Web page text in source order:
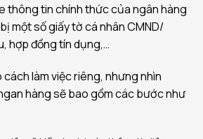
thông tin chính thức của ngân hàng
một số giấy tờ cá nhân CMND/
hợp đồng tín dụng,…
cách làm việc riêng, nhưng nhìn
hàng sẽ bao gồm các bước như